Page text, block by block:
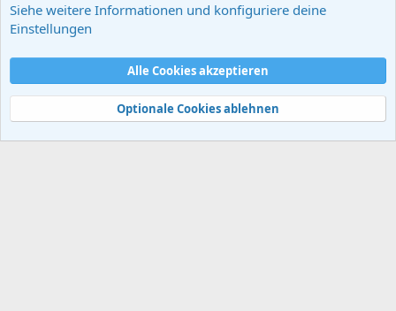
Religionsgeschichte
Nutzungsbedingungen
Datenschutz
Hilfe und Impressum
Start
R
S
Community platform by XenForo® © 2010-2024 XenForo Ltd.
Siehe weitere Informationen und konfiguriere deine
Einstellungen
Alle Cookies akzeptieren
Optionale Cookies ablehnen